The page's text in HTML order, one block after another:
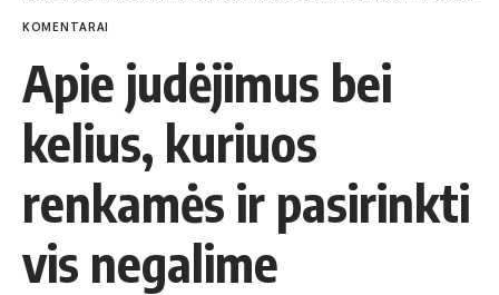
KOMENTARAI
Apie judėjimus bei
kelius, kuriuos
renkamės ir pasirinkti
vis negalime